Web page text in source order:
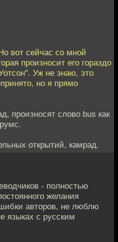
вот сейчас со мной
произносит его гораздо
Уж не знаю, это
но я прямо
произносят слово bus как
открытий, камрад.
- полностью
желания
авторов, не люблю
языках с русским